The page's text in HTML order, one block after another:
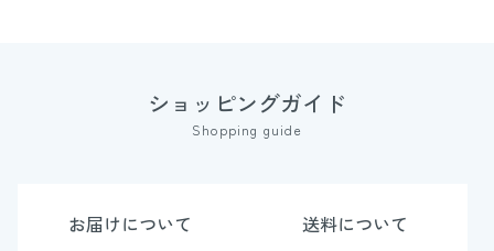
ショッピングガイド
Shopping guide
お届けについて 送料について